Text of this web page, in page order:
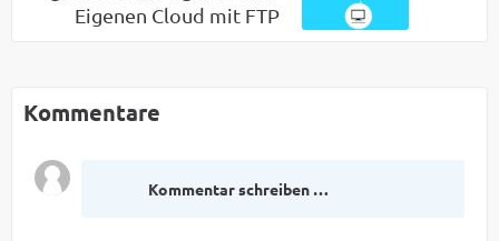
Eigenen Cloud mit FTP
Kommentare
Kommentar schreiben …